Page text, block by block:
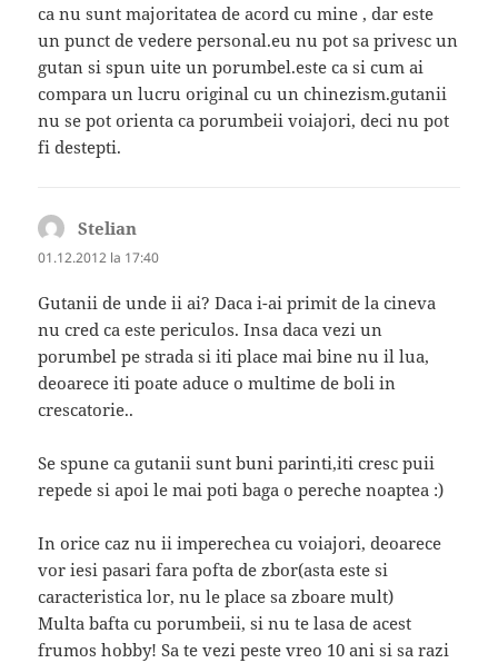
ca nu sunt majoritatea de acord cu mine , dar este
un punct de vedere personal.eu nu pot sa privesc un
gutan si spun uite un porumbel.este ca si cum ai
compara un lucru original cu un chinezism.gutanii
nu se pot orienta ca porumbeii voiajori, deci nu pot
fi destepti.
Stelian
01.12.2012 la 17:40
Gutanii de unde ii ai? Daca i-ai primit de la cineva
nu cred ca este periculos. Insa daca vezi un
porumbel pe strada si iti place mai bine nu il lua,
deoarece iti poate aduce o multime de boli in
crescatorie..
Se spune ca gutanii sunt buni parinti,iti cresc puii
repede si apoi le mai poti baga o pereche noaptea :)
In orice caz nu ii imperechea cu voiajori, deoarece
vor iesi pasari fara pofta de zbor(asta este si
caracteristica lor, nu le place sa zboare mult)
Multa bafta cu porumbeii, si nu te lasa de acest
frumos hobby! Sa te vezi peste vreo 10 ani si sa razi